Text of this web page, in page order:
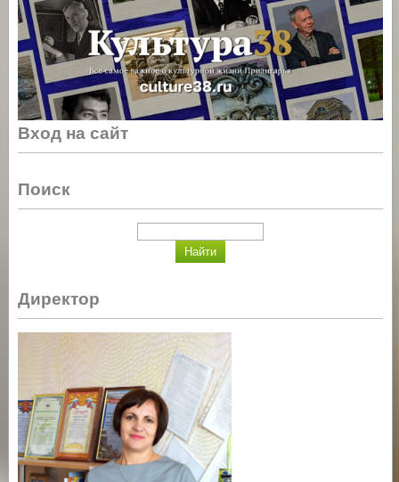
Вход на сайт
Поиск
Директор